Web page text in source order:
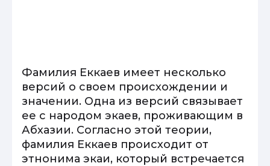
Фамилия Еккаев имеет несколько
версий о своем происхождении и
значении. Одна из версий связывает
ее с народом экаев, проживающим в
Абхазии. Согласно этой теории,
фамилия Еккаев происходит от
этнонима экаи, который встречается